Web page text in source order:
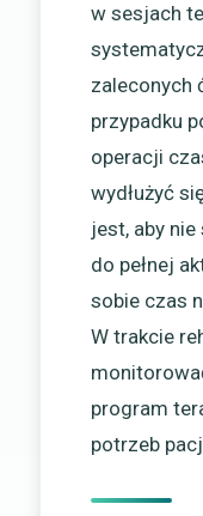
w sesjach
zaleconych
przypadku
operacji
wydłużyć
jest, aby
do pełnej
sobie czas
W trakcie
program
potrzeb